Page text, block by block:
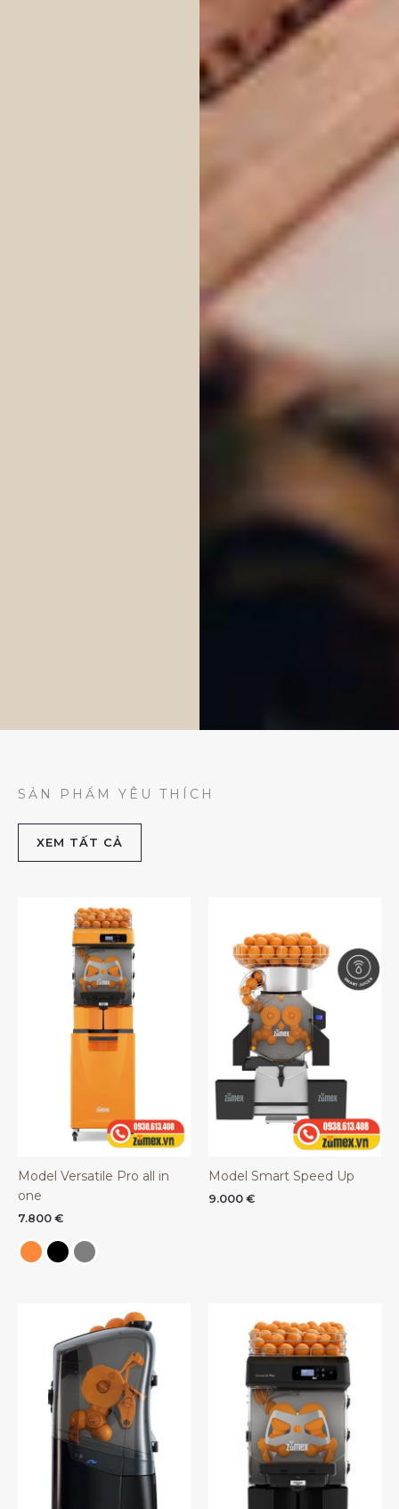
SẢN PHẨM YÊU THÍCH
XEM TẤT CẢ
Model Versatile Pro all in
one
7.800 €
Model Smart Speed Up
9.000 €